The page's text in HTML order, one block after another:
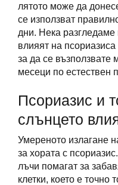
лятото може да
се използват
дни. Нека разгледаме
влияят на
за да се възползвате
месеци по естествен
Псориазис и
слънцето
Умереното излагане
за хората с
лъчи помагат за
клетки, което е точно